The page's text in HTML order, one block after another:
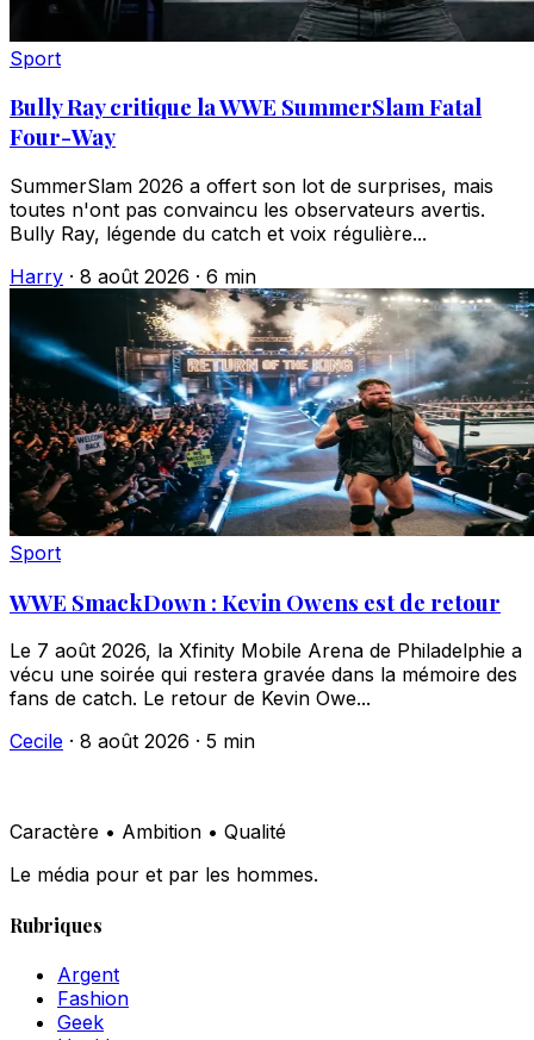
Sport
Bully Ray critique la WWE SummerSlam Fatal
Four-Way
SummerSlam 2026 a offert son lot de surprises, mais
toutes n'ont pas convaincu les observateurs avertis.
Bully Ray, légende du catch et voix régulière...
Harry · 8 août 2026 · 6 min
Sport
WWE SmackDown : Kevin Owens est de retour
Le 7 août 2026, la Xfinity Mobile Arena de Philadelphie a
vécu une soirée qui restera gravée dans la mémoire des
fans de catch. Le retour de Kevin Owe...
Cecile · 8 août 2026 · 5 min
Caractère • Ambition • Qualité
Le média pour et par les hommes.
Rubriques
Argent
Fashion
Geek